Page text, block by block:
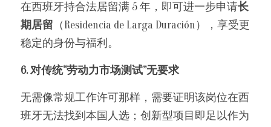
在西班牙持合法居留满 5 年，即可进一步申请长
期居留 （Residencia de Larga Duración），享受更
稳定的身份与福利。
6. 对传统“劳动力市场测试”无要求
无需像常规工作许可那样，需要证明该岗位在西
班牙无法找到本国人选；创新型项目即足以作为